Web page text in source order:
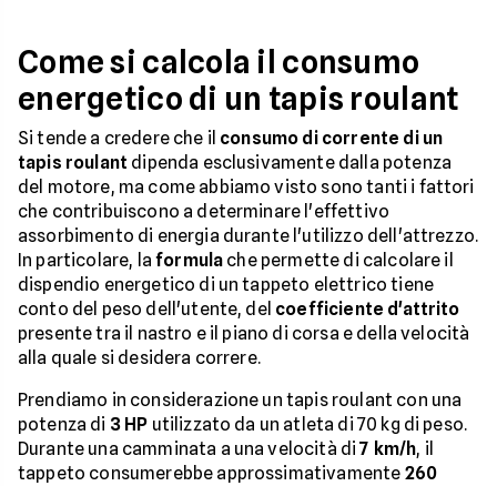
Come si calcola il consumo
energetico di un tapis roulant
Si tende a credere che il consumo di corrente di un
tapis roulant dipenda esclusivamente dalla potenza
del motore, ma come abbiamo visto sono tanti i fattori
che contribuiscono a determinare l'effettivo
assorbimento di energia durante l'utilizzo dell'attrezzo.
In particolare, laformula che permette di calcolare il
dispendio energetico di un tappeto elettrico tiene
conto del peso dell'utente, del coefficiente d'attrito
presente tra il nastro e il piano di corsa e della velocità
alla quale si desidera correre.
Prendiamo in considerazione un tapis roulant con una
potenza di 3 HP utilizzato da un atleta di 70 kg di peso.
Durante una camminata a una velocità di7 km/h, il
tappeto consumerebbe approssimativamente 260